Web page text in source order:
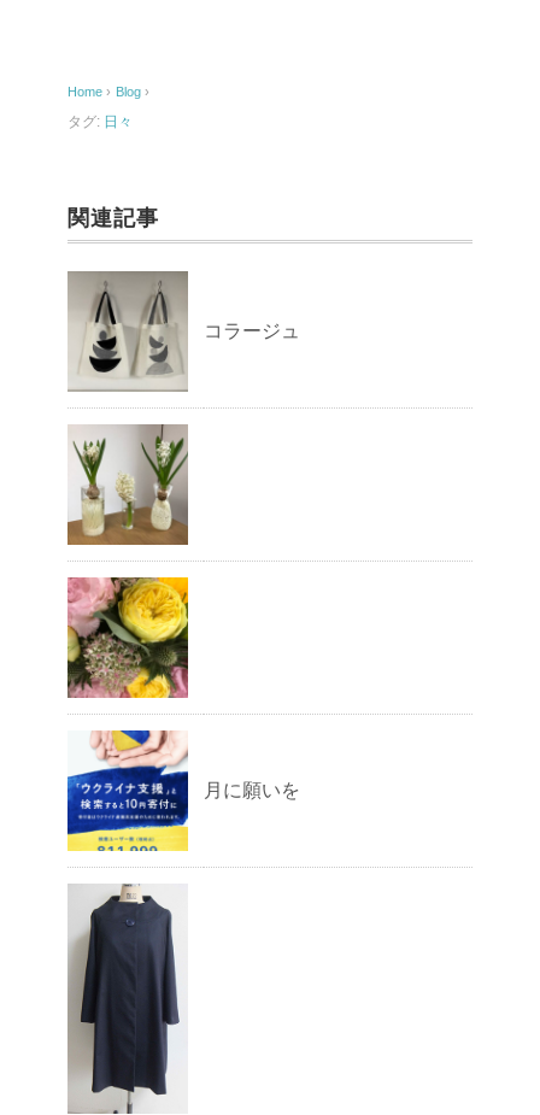
o
o
Home › Blog ›
タグ: 日々
関連記事
コラージュ
月に願いを